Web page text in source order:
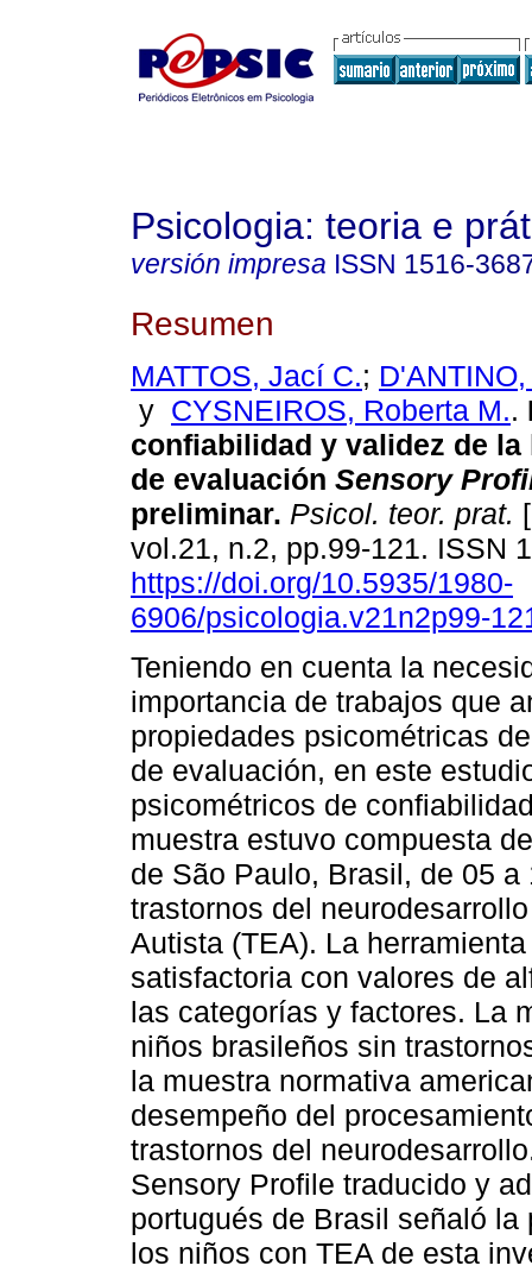
Psicologia: teoria e
versión impresa ISSN 1516-
Resumen
MATTOS, Jací C.;
y CYSNEIROS, Roberta M..
confiabilidad y validez de la
de evaluación Sensory
preliminar. Psicol. teor. prat.
vol.21, n.2, pp.99-121. ISSN
https://doi.org/10.5935/1980-
6906/psicologia.v21n2p99-
Teniendo en cuenta la
importancia de trabajos que
propiedades psicométricas
de evaluación, en este
psicométricos de
muestra estuvo compuesta
de São Paulo, Brasil, de 05
trastornos del
Autista (TEA). La
satisfactoria con valores de
las categorías y factores. La
niños brasileños sin
la muestra normativa
desempeño del
trastornos del
Sensory Profile traducido y
portugués de Brasil señaló
los niños con TEA de esta